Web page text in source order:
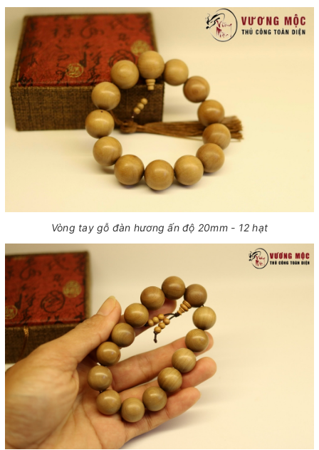
Vòng tay gỗ đàn hương ấn độ 20mm - 12 hạt